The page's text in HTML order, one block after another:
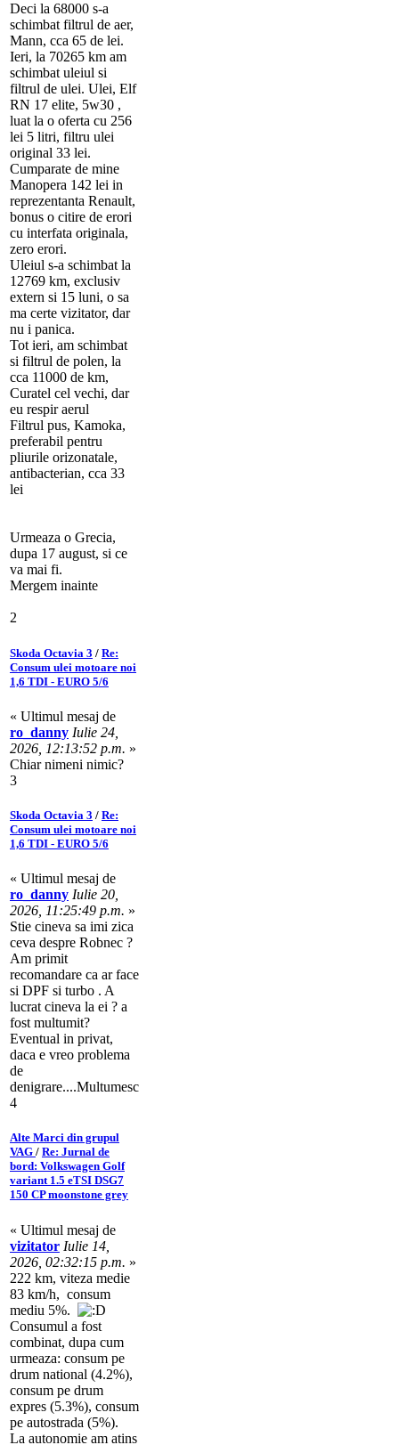
Deci la 68000 s-a
schimbat filtrul de aer,
Mann, cca 65 de lei.
Ieri, la 70265 km am
schimbat uleiul si
filtrul de ulei. Ulei, Elf
RN 17 elite, 5w30 ,
luat la o oferta cu 256
lei 5 litri, filtru ulei
original 33 lei.
Cumparate de mine
Manopera 142 lei in
reprezentanta Renault,
bonus o citire de erori
cu interfata originala,
zero erori.
Uleiul s-a schimbat la
12769 km, exclusiv
extern si 15 luni, o sa
ma certe vizitator, dar
nu i panica.
Tot ieri, am schimbat
si filtrul de polen, la
cca 11000 de km,
Curatel cel vechi, dar
eu respir aerul
Filtrul pus, Kamoka,
preferabil pentru
pliurile orizonatale,
antibacterian, cca 33
lei
Urmeaza o Grecia,
dupa 17 august, si ce
va mai fi.
Mergem inainte
2
Skoda Octavia 3 / Re:
Consum ulei motoare noi
1,6 TDI - EURO 5/6
« Ultimul mesaj de
ro_danny Iulie 24,
2026, 12:13:52 p.m. »
Chiar nimeni nimic?
3
Skoda Octavia 3 / Re:
Consum ulei motoare noi
1,6 TDI - EURO 5/6
« Ultimul mesaj de
ro_danny Iulie 20,
2026, 11:25:49 p.m. »
Stie cineva sa imi zica
ceva despre Robnec ?
Am primit
recomandare ca ar face
si DPF si turbo . A
lucrat cineva la ei ? a
fost multumit?
Eventual in privat,
daca e vreo problema
de
denigrare....Multumesc
4
Alte Marci din grupul
VAG / Re: Jurnal de
bord: Volkswagen Golf
variant 1.5 eTSI DSG7
150 CP moonstone grey
« Ultimul mesaj de
vizitator Iulie 14,
2026, 02:32:15 p.m. »
222 km, viteza medie
83 km/h, consum
mediu 5%.
Consumul a fost
combinat, dupa cum
urmeaza: consum pe
drum national (4.2%),
consum pe drum
expres (5.3%), consum
pe autostrada (5%).
La autonomie am atins